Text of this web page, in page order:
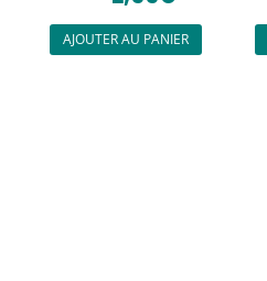
AJOUTER AU PANIER